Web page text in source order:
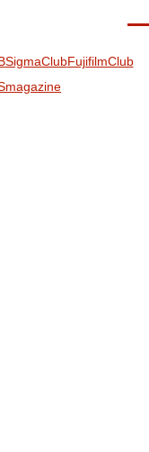
SigmaClubFujifilmClub